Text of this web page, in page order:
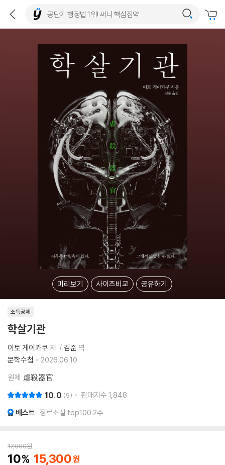
미리보기 사이즈비교 공유하기
소득공제
학살기관
이토 게이카쿠 저 김준 역
문학수첩
2026.06.10.
원제 虐殺器官
10.0 9 판매지수 1,848
베스트 장르소설 top100 2주
17,000원
10 15,300